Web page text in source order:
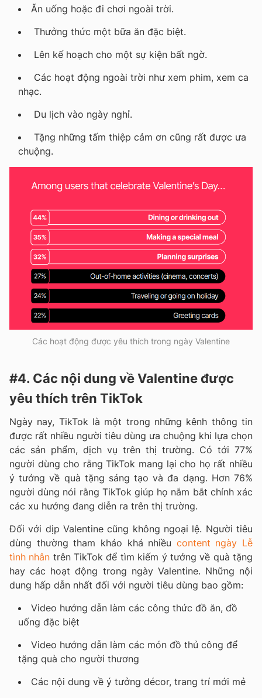
Ăn uống hoặc đi chơi ngoài trời.
Thưởng thức một bữa ăn đặc biệt.
Lên kế hoạch cho một sự kiện bất ngờ.
Các hoạt động ngoài trời như xem phim, xem ca
nhạc.
Du lịch vào ngày nghỉ.
Tặng những tấm thiệp cảm ơn cũng rất được ưa
chuộng.
Các hoạt động được yêu thích trong ngày Valentine
#4. Các nội dung về Valentine được
yêu thích trên TikTok
Ngày nay, TikTok là một trong những kênh thông tin
được rất nhiều người tiêu dùng ưa chuộng khi lựa chọn
các sản phẩm, dịch vụ trên thị trường. Có tới 77%
người dùng cho rằng TikTok mang lại cho họ rất nhiều
ý tưởng về quà tặng sáng tạo và đa dạng. Hơn 76%
người dùng nói rằng TikTok giúp họ nắm bắt chính xác
các xu hướng đang diễn ra trên thị trường.
Đối với dịp Valentine cũng không ngoại lệ. Người tiêu
dùng thường tham khảo khá nhiều content ngày Lễ
tình nhân trên TikTok để tìm kiếm ý tưởng về quà tặng
hay các hoạt động trong ngày Valentine. Những nội
dung hấp dẫn nhất đối với người tiêu dùng bao gồm:
Video hướng dẫn làm các công thức đồ ăn, đồ
uống đặc biệt
Video hướng dẫn làm các món đồ thủ công để
tặng quà cho người thương
Các nội dung về ý tưởng décor, trang trí mới mẻ